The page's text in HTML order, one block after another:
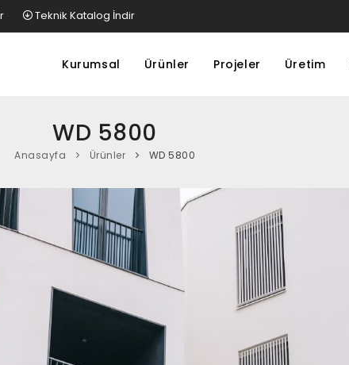
Teknik Katalog İndir
Kurumsal Ürünler Projeler Üretim
WD 5800
Anasayfa Ürünler WD 5800